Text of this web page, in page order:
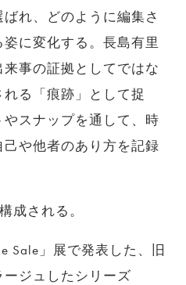
れ、どのように編集さ
に変化する。長島有里
事の証拠としてではな
る「痕跡」として捉
スナップを通して、時
や他者のあり方を記録
成される。
Sale」展で発表した、旧
ジュしたシリーズ